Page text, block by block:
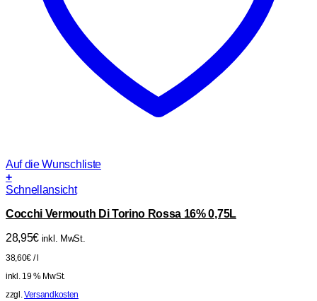
Auf die Wunschliste
+
Schnellansicht
Cocchi Vermouth Di Torino Rossa 16% 0,75L
28,95€ inkl. MwSt.
38,60€ /
inkl. 19 % MwSt.
zzgl.Versandkosten